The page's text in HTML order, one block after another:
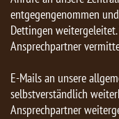
entgegengenommen
Dettingen
Ansprechpartner
E-Mails an unsere
selbstverständlich
Ansprechpartner